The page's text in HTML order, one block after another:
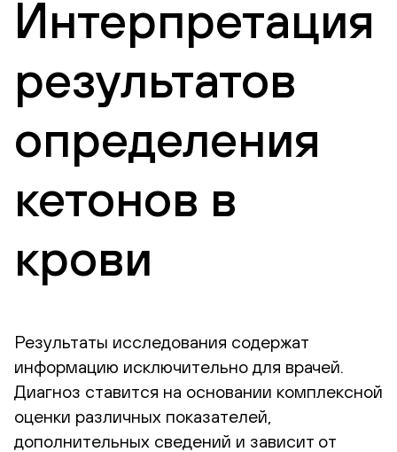
Интерпретация
результатов
определения
кетонов в
крови
Результаты исследования содержат
информацию исключительно для врачей.
Диагноз ставится на основании комплексной
оценки различных показателей,
дополнительных сведений и зависит от